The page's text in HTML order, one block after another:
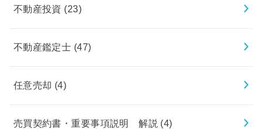
不動産投資 (23)
不動産鑑定士 (47)
任意売却 (4)
売買契約書・重要事項説明 解説 (4)